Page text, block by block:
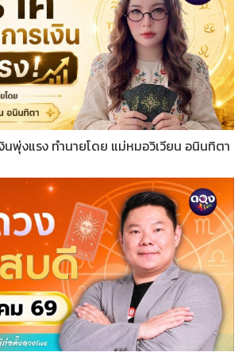
งินพุ่งแรง ทำนายโดย แม่หมอวิเวียน อนินทิตา